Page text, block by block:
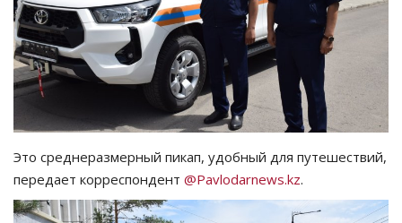
СПОРТ
Чек-лист
РАЗВЛЕЧЕНИЯ
OFFICIAL
Курултай
Это среднеразмерный пикап, удобный для путешествий,
передает корреспондент @Pavlodarnews.kz.